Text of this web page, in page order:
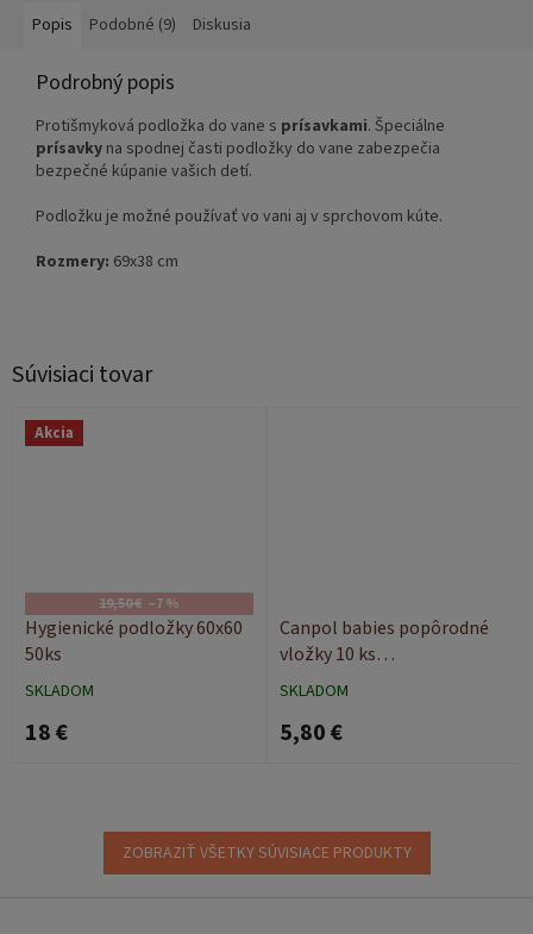
Súvisiaci tovar
Akcia
19,50 € –7 %
Hygienické podložky 60x60
50ks
SKLADOM
18 €
Canpol babies popôrodné
vložky 10 ks
Superabsorbent
SKLADOM
5,80 €
ZOBRAZIŤ VŠETKY SÚVISIACE PRODUKTY
Popis Podobné (9) Diskusia
Podrobný popis
Protišmyková podložka do vane s prísavkami. Špeciálne
prísavky na spodnej časti podložky do vane zabezpečia
bezpečné kúpanie vašich detí.
Podložku je možné používať vo vani aj v sprchovom kúte.
Rozmery: 69x38 cm